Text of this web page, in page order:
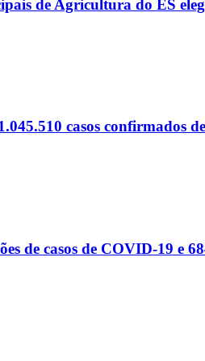
de Agricultura do ES
casos confirmados
de casos de COVID-19 e